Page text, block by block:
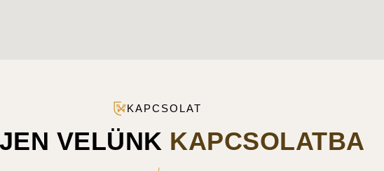
KAPCSOLAT
VELÜNK KAPCSOLATBA